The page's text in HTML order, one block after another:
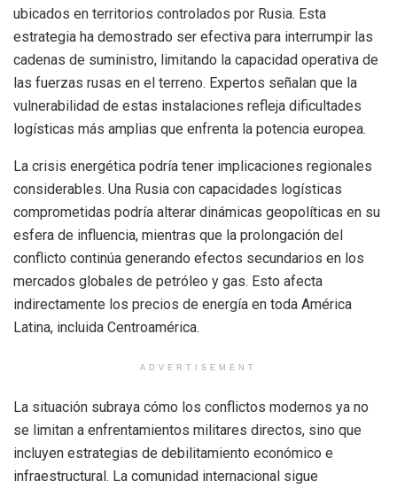
ubicados en territorios controlados por Rusia. Esta
estrategia ha demostrado ser efectiva para interrumpir las
cadenas de suministro, limitando la capacidad operativa de
las fuerzas rusas en el terreno. Expertos señalan que la
vulnerabilidad de estas instalaciones refleja dificultades
logísticas más amplias que enfrenta la potencia europea.
La crisis energética podría tener implicaciones regionales
considerables. Una Rusia con capacidades logísticas
comprometidas podría alterar dinámicas geopolíticas en su
esfera de influencia, mientras que la prolongación del
conflicto continúa generando efectos secundarios en los
mercados globales de petróleo y gas. Esto afecta
indirectamente los precios de energía en toda América
Latina, incluida Centroamérica.
ADVERTISEMENT
La situación subraya cómo los conflictos modernos ya no
se limitan a enfrentamientos militares directos, sino que
incluyen estrategias de debilitamiento económico e
infraestructural. La comunidad internacional sigue